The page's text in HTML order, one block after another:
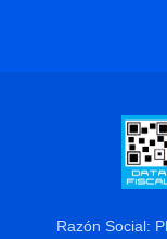
Razón Social: